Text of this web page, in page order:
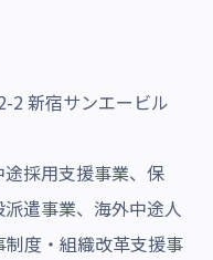
2 新宿サンエービル
採用支援事業、保
遣事業、海外中途人
度・組織改革支援事